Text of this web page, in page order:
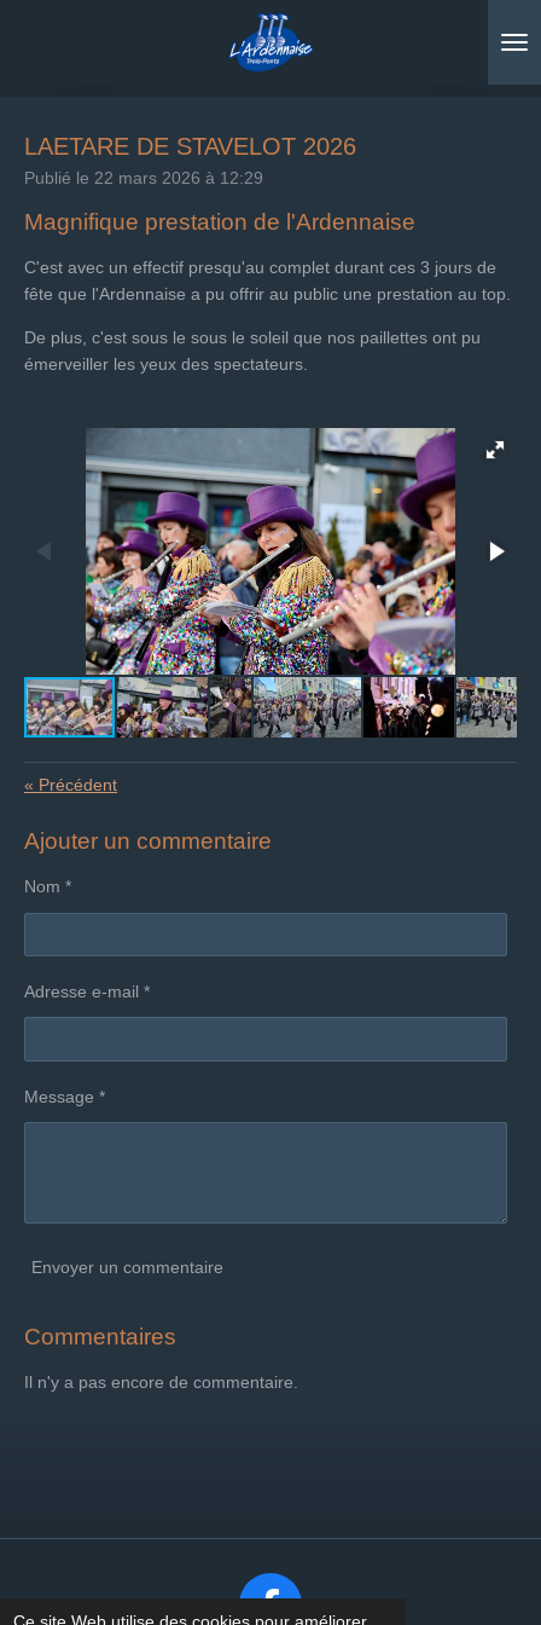
LAETARE DE STAVELOT 2026
Publié le 22 mars 2026 à 12:29
Magnifique prestation de l'Ardennaise
C'est avec un effectif presqu'au complet durant ces 3 jours de
fête que l'Ardennaise a pu offrir au public une prestation au top.
De plus, c'est sous le sous le soleil que nos paillettes ont pu
émerveiller les yeux des spectateurs.
« Précédent
Ajouter un commentaire
Nom *
Adresse e-mail *
Message *
Envoyer un commentaire
Commentaires
Il n'y a pas encore de commentaire.
F